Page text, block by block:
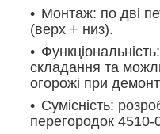
Монтаж: по дві
(верх + низ).
складання та
огорожі при
Сумісність:
перегородок 4510-